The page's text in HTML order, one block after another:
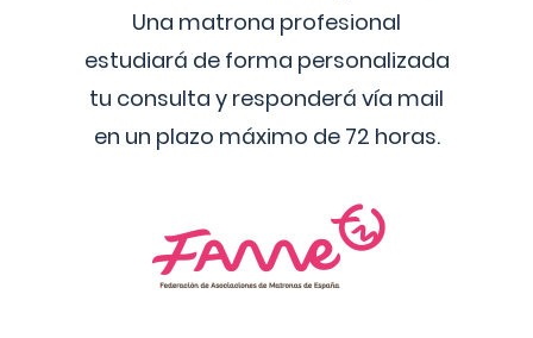
Una matrona profesional
estudiará de forma personalizada
tu consulta y responderá vía mail
en un plazo máximo de 72 horas.